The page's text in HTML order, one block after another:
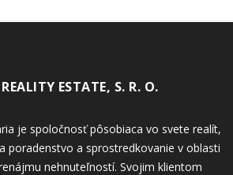
ESTATE, S. R. O.
je spoločnosť pôsobiaca vo svete realít,
poradenstvo a sprostredkovanie v oblasti
nehnuteľností. Svojim klientom